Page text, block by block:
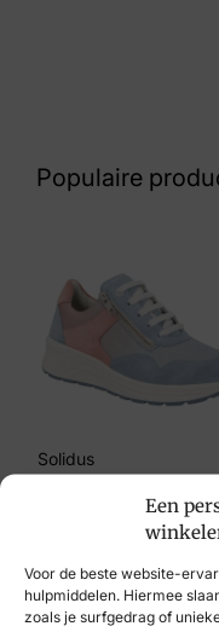
Een
Voor de beste website-
hulpmiddelen. Hiermee
zoals je surfgedrag of unieke
Merk
Artikelnummer
Populaire
Solidus